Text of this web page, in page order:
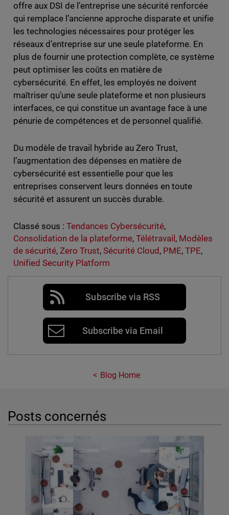
offre aux DSI de l’entreprise une sécurité renforcée
qui remplace l’ancienne approche disparate et unifie
les technologies nécessaires pour protéger les
réseaux d’entreprise sur une seule plateforme. En
plus de fournir une protection complète, ce système
peut optimiser les coûts en matière de
cybersécurité. En effet, les employés ne doivent
maîtriser qu’une seule plateforme et non plusieurs
interfaces, ce qui constitue un avantage face à une
pénurie de compétences et de personnel qualifié.
Du modèle de travail hybride au Zero Trust,
l’augmentation des dépenses en matière de
cybersécurité est essentielle pour que les
entreprises conservent leurs données en toute
sécurité et assurent un succès durable.
Classé sous : Tendances Cybersécurité,
Consolidation de la plateforme,Télétravail , Modèles
de sécurité, Zero Trust, Sécurité Cloud , PME,TPE,
Unified Security Platform
Subscribe via RSS
Subscribe via Email
Blog Home
Posts concernés